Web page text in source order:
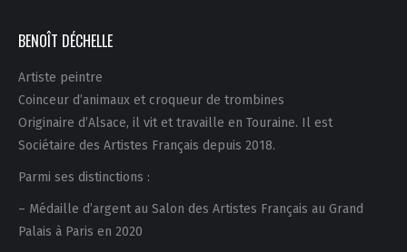
BENOÎT DÉCHELLE
Artiste peintre
Coinceur d’animaux et croqueur de trombines
Originaire d’Alsace, il vit et travaille en Touraine. Il est
Sociétaire des Artistes Français depuis 2018.
Parmi ses distinctions :
– Médaille d’argent au Salon des Artistes Français au Grand
Palais à Paris en 2020